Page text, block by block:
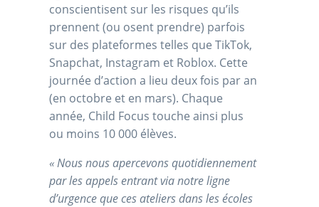
conscientisent sur les risques qu’ils
prennent (ou osent prendre) parfois
sur des plateformes telles que TikTok,
Snapchat, Instagram et Roblox. Cette
journée d’action a lieu deux fois par an
(en octobre et en mars). Chaque
année, Child Focus touche ainsi plus
ou moins 10 000 élèves.
« Nous nous apercevons quotidiennement
par les appels entrant via notre ligne
d’urgence que ces ateliers dans les écoles